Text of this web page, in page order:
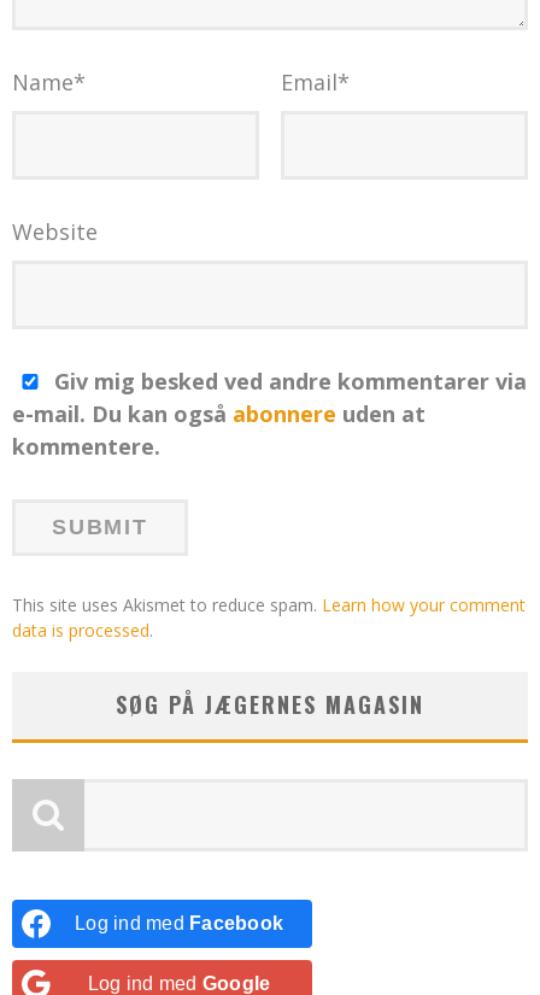
Name* Email*
Website
Giv mig besked ved andre kommentarer via
e-mail. Du kan også abonnere uden at
kommentere.
This site uses Akismet to reduce spam. Learn how your comment
data is processed.
SØG PÅ JÆGERNES MAGASIN
Log ind med Facebook
Log ind med Google